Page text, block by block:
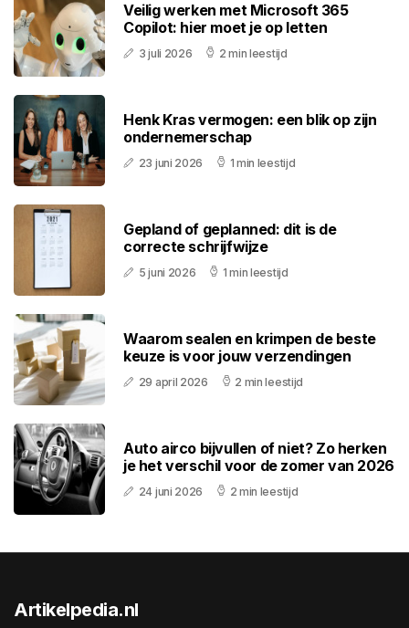
Veilig werken met Microsoft 365
Copilot: hier moet je op letten
3 juli 2026 2 min leestijd
Henk Kras vermogen: een blik op zijn
ondernemerschap
23 juni 2026 1 min leestijd
Gepland of geplanned: dit is de
correcte schrijfwijze
5 juni 2026 1 min leestijd
Waarom sealen en krimpen de beste
keuze is voor jouw verzendingen
29 april 2026 2 min leestijd
Auto airco bijvullen of niet? Zo herken
je het verschil voor de zomer van 2026
24 juni 2026 2 min leestijd
Artikelpedia.nl